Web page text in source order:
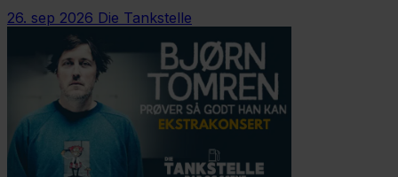
26. sep 2026 Die Tankstelle